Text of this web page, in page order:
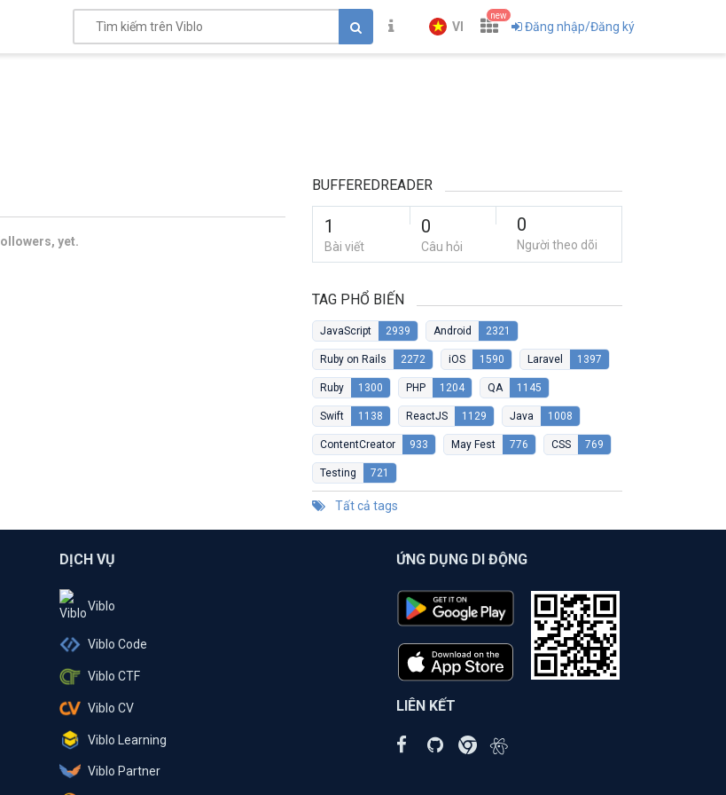
VI
new
Đăng nhập/Đăng ký
yet.
BUFFEREDREADER
1
Bài viết
0
Câu hỏi
0
Người theo dõi
TAG PHỔ BIẾN
JavaScript 2939 Android 2321
Ruby on Rails 2272 iOS 1590 Laravel 1397
Ruby 1300 PHP 1204 QA 1145
Swift 1138 ReactJS 1129 Java 1008
ContentCreator 933 May Fest 776 CSS 769
Testing 721
Tất cả tags
DỊCH VỤ
Viblo
Viblo Code
Viblo CTF
Viblo CV
Viblo Learning
Viblo Partner
ỨNG DỤNG DI ĐỘNG
LIÊN KẾT